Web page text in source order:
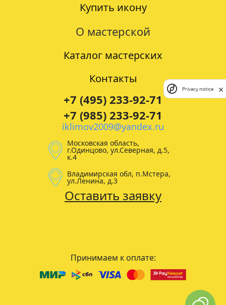
Купить икону
О мастерской
Каталог мастерских
Контакты
+7 (495) 233-92-71
+7 (985) 233-92-71
iklimov2009@yandex.ru
Московская область,
г.Одинцово, ул.Северная, д.5,
к.4
Владимирская обл, п.Мстера,
ул.Ленина, д.3
Оставить заявку
Принимаем к оплате:
Privacy notice